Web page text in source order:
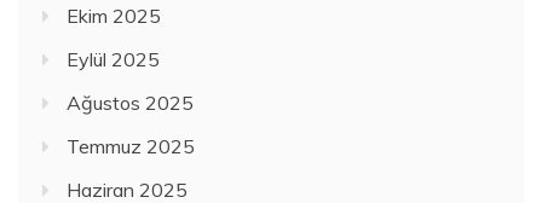
Ekim 2025
Eylül 2025
Ağustos 2025
Temmuz 2025
Haziran 2025